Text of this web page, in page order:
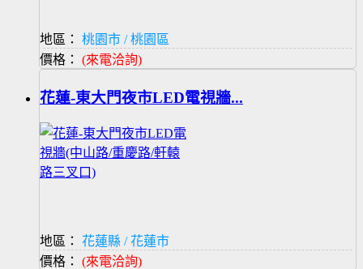
地區：
桃園市 / 桃園區
價格： (來電洽詢)
花蓮-東大門夜市LED電視牆...
地區：
花蓮縣 / 花蓮市
價格： (來電洽詢)